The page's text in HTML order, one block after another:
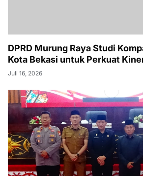
DPRD Murung Raya Studi
Kota Bekasi untuk Perkuat
Juli 16, 2026